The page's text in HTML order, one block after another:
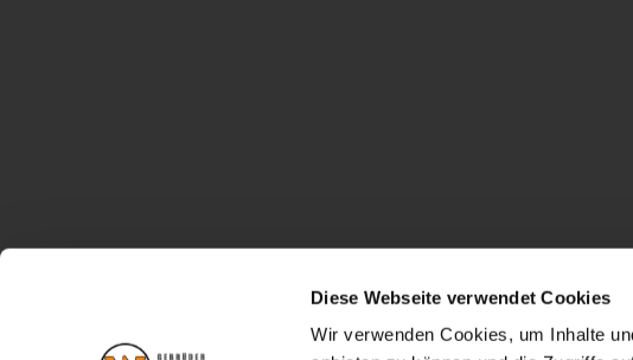
Diese Webseite verwendet Cookies
Wir verwenden Cookies, um Inhalte